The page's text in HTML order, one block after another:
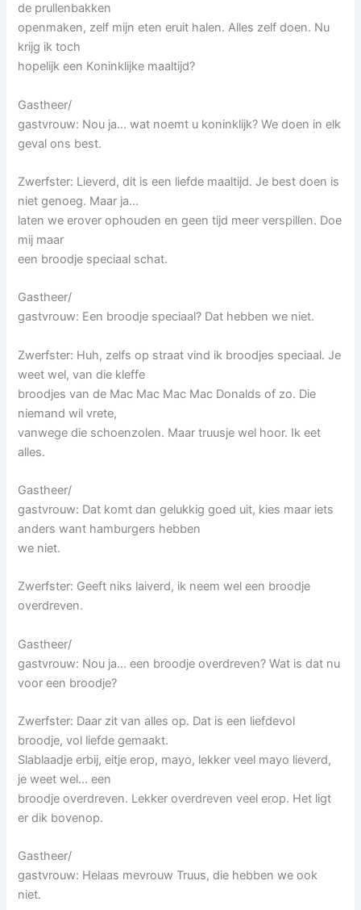
de prullenbakken
openmaken, zelf mijn eten eruit halen. Alles zelf doen. Nu
krijg ik toch
hopelijk een Koninklijke maaltijd?
Gastheer/
gastvrouw: Nou ja… wat noemt u koninklijk? We doen in elk
geval ons best.
Zwerfster: Lieverd, dit is een liefde maaltijd. Je best doen is
niet genoeg. Maar ja…
laten we erover ophouden en geen tijd meer verspillen. Doe
mij maar
een broodje speciaal schat.
Gastheer/
gastvrouw: Een broodje speciaal? Dat hebben we niet.
Zwerfster: Huh, zelfs op straat vind ik broodjes speciaal. Je
weet wel, van die kleffe
broodjes van de Mac Mac Mac Mac Donalds of zo. Die
niemand wil vrete,
vanwege die schoenzolen. Maar truusje wel hoor. Ik eet
alles.
Gastheer/
gastvrouw: Dat komt dan gelukkig goed uit, kies maar iets
anders want hamburgers hebben
we niet.
Zwerfster: Geeft niks laiverd, ik neem wel een broodje
overdreven.
Gastheer/
gastvrouw: Nou ja… een broodje overdreven? Wat is dat nu
voor een broodje?
Zwerfster: Daar zit van alles op. Dat is een liefdevol
broodje, vol liefde gemaakt.
Slablaadje erbij, eitje erop, mayo, lekker veel mayo lieverd,
je weet wel… een
broodje overdreven. Lekker overdreven veel erop. Het ligt
er dik bovenop.
Gastheer/
gastvrouw: Helaas mevrouw Truus, die hebben we ook
niet.